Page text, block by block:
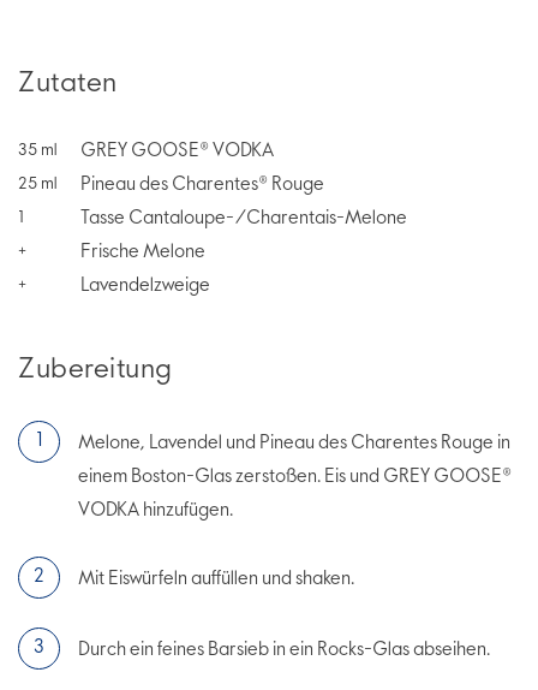
Zutaten
35 ml GREY GOOSE® VODKA
25 ml Pineau des Charentes® Rouge
Tasse Cantaloupe-/Charentais-Melone
+ Frische Melone
+ Lavendelzweige
Zubereitung
Melone, Lavendel und Pineau des Charentes Rouge in
einem Boston-Glas zerstoßen. Eis und GREY GOOSE®
VODKA hinzufügen.
Mit Eiswürfeln auffüllen und shaken.
Durch ein feines Barsieb in ein Rocks-Glas abseihen.